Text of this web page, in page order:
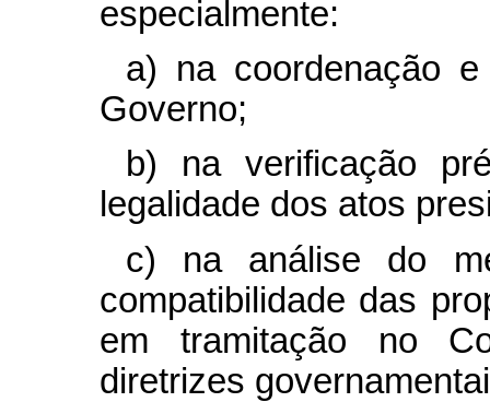
especialmente:
a) na coordenação
Governo;
b) na verificação
legalidade dos atos
c) na análise do
compatibilidade das
em tramitação no
diretrizes